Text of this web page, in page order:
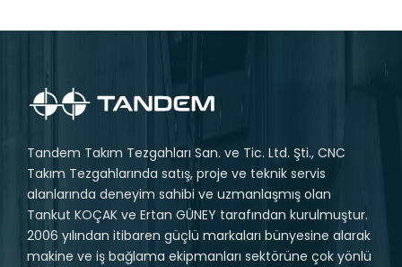
Tandem Takım Tezgahları San. ve Tic. Ltd. Şti., CNC
Takım Tezgahlarında satış, proje ve teknik servis
alanlarında deneyim sahibi ve uzmanlaşmış olan
Tankut KOÇAK ve Ertan GÜNEY tarafından kurulmuştur.
2006 yılından itibaren güçlü markaları bünyesine alarak
makine ve iş bağlama ekipmanları sektörüne çok yönlü